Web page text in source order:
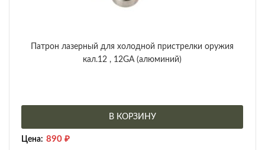
Патрон лазерный для холодной пристрелки оружия
кал.12 , 12GA (алюминий)
В КОРЗИНУ
Цена: 890 ₽